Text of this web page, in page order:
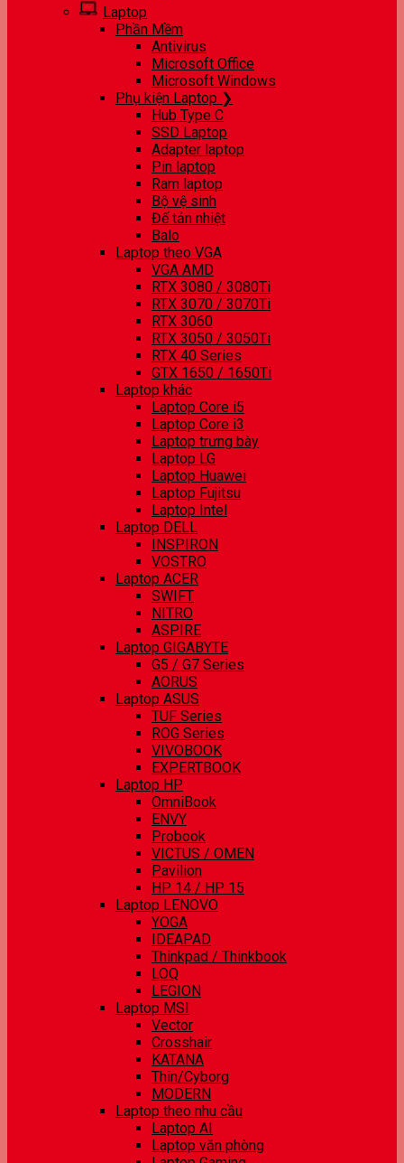
Laptop
Phần Mềm
Antivirus
Microsoft Office
Microsoft Windows
Phụ kiện Laptop ❯
Hub Type C
SSD Laptop
Adapter laptop
Pin laptop
Ram laptop
Bộ vệ sinh
Đế tản nhiệt
Balo
Laptop theo VGA
VGA AMD
RTX 3080 / 3080Ti
RTX 3070 / 3070Ti
RTX 3060
RTX 3050 / 3050Ti
RTX 40 Series
GTX 1650 / 1650Ti
Laptop khác
Laptop Core i5
Laptop Core i3
Laptop trưng bày
Laptop LG
Laptop Huawei
Laptop Fujitsu
Laptop Intel
Laptop DELL
INSPIRON
VOSTRO
Laptop ACER
SWIFT
NITRO
ASPIRE
Laptop GIGABYTE
G5 / G7 Series
AORUS
Laptop ASUS
TUF Series
ROG Series
VIVOBOOK
EXPERTBOOK
Laptop HP
OmniBook
ENVY
Probook
VICTUS / OMEN
Pavilion
HP 14 / HP 15
Laptop LENOVO
YOGA
IDEAPAD
Thinkpad / Thinkbook
LOQ
LEGION
Laptop MSI
Vector
Crosshair
KATANA
Thin/Cyborg
MODERN
Laptop theo nhu cầu
Laptop AI
Laptop văn phòng